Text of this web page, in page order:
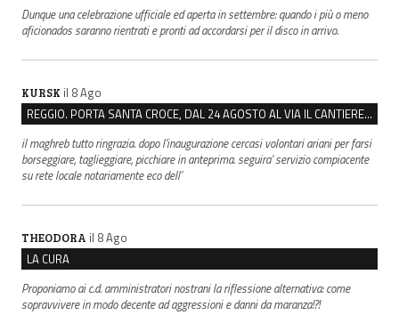
Dunque una celebrazione ufficiale ed aperta in settembre: quando i più o meno
aficionados saranno rientrati e pronti ad accordarsi per il disco in arrivo.
KURSK il 8 Ago
REGGIO. PORTA SANTA CROCE, DAL 24 AGOSTO AL VIA IL CANTIERE PER IL NUOVO COLLETTORE FOGNARIO
il maghreb tutto ringrazia. dopo l’inaugurazione cercasi volontari ariani per farsi
borseggiare, taglieggiare, picchiare in anteprima. seguira’ servizio compiacente
su rete locale notariamente eco dell’
THEODORA il 8 Ago
LA CURA
Proponiamo ai c.d. amministratori nostrani la riflessione alternativa: come
sopravvivere in modo decente ad aggressioni e danni da maranza!?!